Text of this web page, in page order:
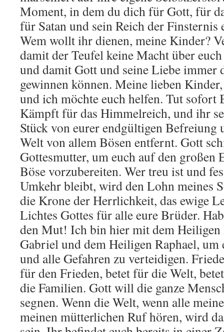
Moment, in dem du dich für Gott, für
für Satan und sein Reich der Finsternis
Wem wollt ihr dienen, meine Kinder?
damit der Teufel keine Macht über
und damit Gott und seine Liebe immer
gewinnen können. Meine lieben
und ich möchte euch helfen. Tut sofort
Kämpft für das Himmelreich, und ihr
Stück von eurer endgültigen Befreiung
Welt von allem Bösen entfernt. Gott
Gottesmutter, um euch auf den großen
Böse vorzubereiten. Wer treu ist und
Umkehr bleibt, wird den Lohn meines
die Krone der Herrlichkeit, das ewige
Lichtes Gottes für alle eure Brüder.
den Mut! Ich bin hier mit dem
Gabriel und dem Heiligen Raphael, um
und alle Gefahren zu verteidigen.
für den Frieden, betet für die Welt,
die Familien. Gott will die ganze
segnen. Wenn die Welt, wenn alle
meinen mütterlichen Ruf hören, wird